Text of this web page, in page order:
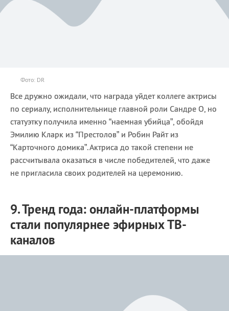
Фото: DR
Все дружно ожидали, что награда уйдет коллеге актрисы
по сериалу, исполнительнице главной роли Сандре О, но
статуэтку получила именно “наемная убийца”, обойдя
Эмилию Кларк из “Престолов” и Робин Райт из
“Карточного домика”. Актриса до такой степени не
рассчитывала оказаться в числе победителей, что даже
не пригласила своих родителей на церемонию.
9. Тренд года: онлайн-платформы
стали популярнее эфирных ТВ-
каналов